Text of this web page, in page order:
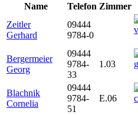
Name
Telefon Zimmer
Zeitler
Gerhard
09444
9784-0
Bergermeier
Georg
09444
9784-
33
1.03
Blachnik
Cornelia
09444
9784-
51
E.06